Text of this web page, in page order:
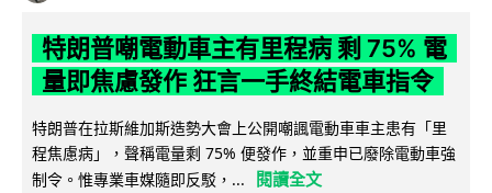
特朗普嘲電動車主有里程病 剩 75% 電
量即焦慮發作 狂言一手終結電車指令
特朗普在拉斯維加斯造勢大會上公開嘲諷電動車車主患有「里
程焦慮病」，聲稱電量剩 75% 便發作，並重申已廢除電動車強
制令。惟專業車媒隨即反駁，...
閱讀全文